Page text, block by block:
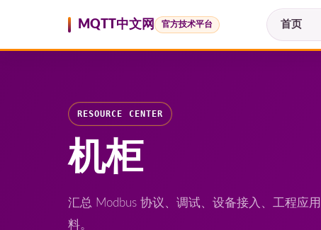
MQTT中文网 官方技术平台 首页
RESOURCE CENTER
机柜
汇总 Modbus 协议、调试、设备接入、工程应
料。